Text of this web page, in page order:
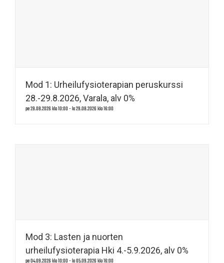
Mod 1: Urheilufysioterapian peruskurssi
28.-29.8.2026, Varala, alv 0%
pe 28.08.2026 klo 10:00-la 29.08.2026 klo 16:00
Mod 3: Lasten ja nuorten
urheilufysioterapia Hki 4.-5.9.2026, alv 0%
pe 04.09.2026 klo 10:00-la 05.09.2026 klo 16:00